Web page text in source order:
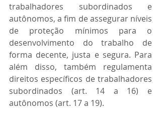
trabalhadores subordinados e
autônomos, a fim de assegurar níveis
de proteção mínimos para o
desenvolvimento do trabalho de
forma decente, justa e segura. Para
além disso, também regulamenta
direitos específicos de trabalhadores
subordinados (art. 14 a 16) e
autônomos (art. 17 a 19).